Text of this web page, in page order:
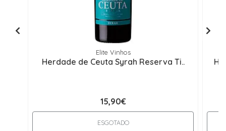
Elite Vinhos
Herdade de Ceuta Syrah Reserva Ti..
15,90€
ESGOTADO